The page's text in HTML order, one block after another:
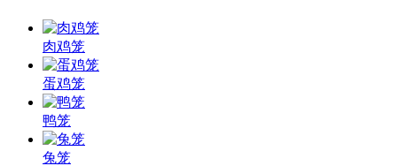
肉鸡笼
蛋鸡笼
鸭笼
兔笼